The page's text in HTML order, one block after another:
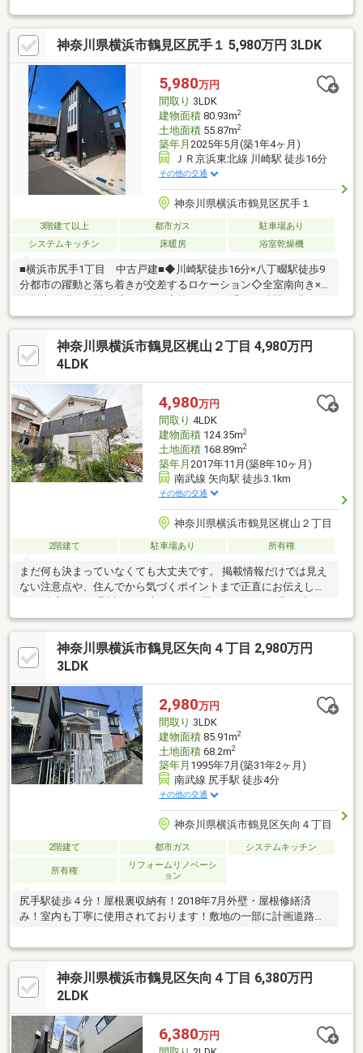
ァミリークロークは室内干し部屋としてもご利用いただけます◇
尻手平坦１４分、川崎までも自転車10分の便利な新生活◇お散歩
がてら、「ラゾーナ川崎」が生活圏◇拘りの注文住宅でセンスが
光る内外観◇キッチンには新築時に設置したカップボード付き◇
全室収納、リビングにも収納、拘りの収納力◇「クロスガーデン
川崎」まで歩いて１４分◇ゆとりのインナーガレージで雨に濡れ
ずに乗り降りできます
神奈川県横浜市鶴見区尻手１ 5,980万円 3LDK
5,980万円
間取り 3LDK
建物面積80.93m2
土地面積55.87m2
築年月 2025年5月(築1年4ヶ月)
ＪＲ京浜東北線 川崎駅 徒歩16分
その他の交通
神奈川県横浜市鶴見区尻手１
3階建て以上 都市ガス
駐車場あり
システムキッチン
床暖房 浴室乾燥機
■横浜市尻手1丁目 中古戸建■◆川崎駅徒歩16分×八丁畷駅徒歩9
分都市の躍動と落ち着きが交差するロケーション◇全室南向き×2
心地よく◆有名家具ブランドの家具付き販売可能さらに、エアコ
ン3基完備の快適空間◇EPフロアコーティング施工済傷や汚れに
強く美しい床を長く維持◆徒歩10分圏内に生活に便利な施設が揃
う好利便！◇都心の喧騒から離れ、自然に恵まれたエリア閑静な
めるロケーション詳細はお気軽にお問合せください！
神奈川県横浜市鶴見区梶山２丁目 4,980万円
4LDK
4,980万円
間取り 4LDK
建物面積124.35m2
土地面積168.89m2
築年月 2017年11月(築8年10ヶ月)
南武線 矢向駅 徒歩3.1km
その他の交通
神奈川県横浜市鶴見区梶山２丁目
2階建て 駐車場あり 所有権
まだ何も決まっていなくても大丈夫です。 掲載情報だけでは見え
ない注意点や、住んでから気づくポイントまで正直にお伝えしま
えし、「納得して選ぶ
神奈川県横浜市鶴見区矢向４丁目 2,980万円
3LDK
2,980万円
間取り 3LDK
建物面積85.91m2
土地面積68.2m2
築年月 1995年7月(築31年2ヶ月)
南武線 尻手駅 徒歩4分
その他の交通
神奈川県横浜市鶴見区矢向４丁目
2階建て 都市ガス システムキッチン
所有権
リフォームリノベーシ
ョン
尻手駅徒歩４分！屋根裏収納有！2018年7月外壁・屋根修繕済
み！室内も丁寧に使用されております！敷地の一部に計画道路
神奈川県横浜市鶴見区矢向４丁目 6,380万円
2LDK
6,380万円